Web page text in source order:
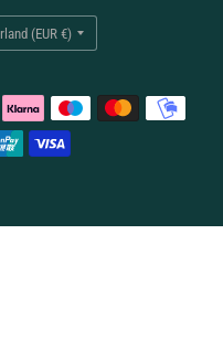
Land/regio
bijwerken